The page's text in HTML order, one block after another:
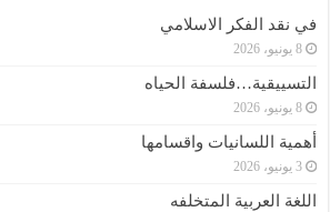
في نقد الفكر الاسلامي
8 يونيو، 2026
التسييقية…فلسفة الحياه
8 يونيو، 2026
أهمية اللسانيات واقسامها
3 يونيو، 2026
اللغة العربية المتخلفه